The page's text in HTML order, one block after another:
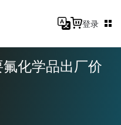
登录
化学品出厂价